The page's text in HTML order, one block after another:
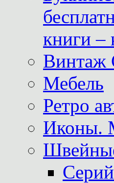
книги –
Мебель
Ретро
Иконы.